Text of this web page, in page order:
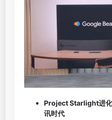
Project Starlight进
讯时代